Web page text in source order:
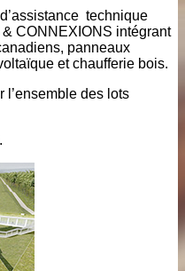
technique
CONNEXIONS intégrant
panneaux
et chaufferie bois.
l’ensemble des lots